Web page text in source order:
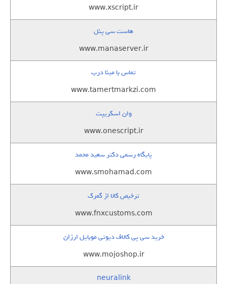
www.xscript.ir
هاست سی پنل
www.manaserver.ir
تماس با مینا درب
www.tamertmarkzi.com
وان اسکریپت
www.onescript.ir
پایگاه رسمی دکتر سعید محمد
www.smohamad.com
ترخیص کالا از گمرک
www.fnxcustoms.com
خرید سی پی کالاف دیوتی موبایل ارزان
www.mojoshop.ir
neuralink